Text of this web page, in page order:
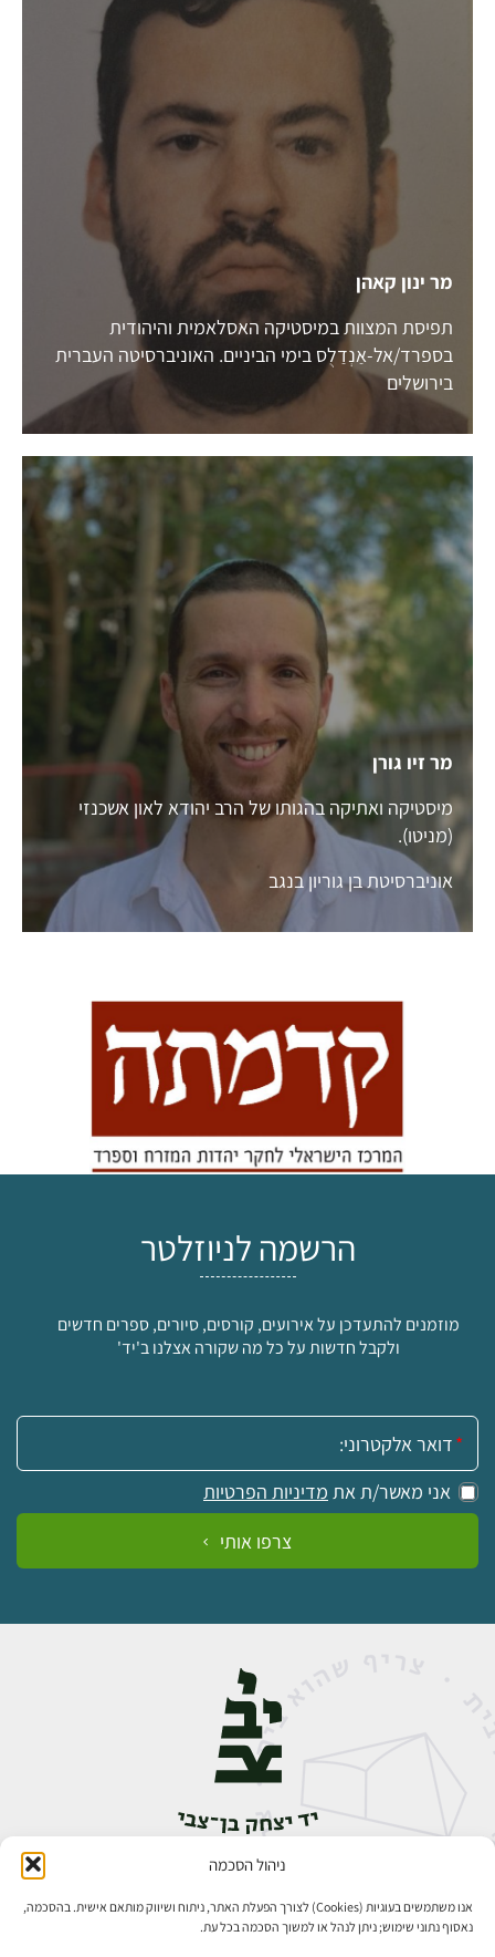
ניהול הסכמה
אנו משתמשים בעוגיות (Cookies) לצורך הפעלת האתר, ניתוח ושיווק מותאם אישית. בהסכמה,
נאסוף נתוני שימוש; ניתן לנהל או למשוך הסכמה בכל עת.
מר ינון קאהן
תפיסת המצוות במיסטיקה האסלאמית והיהודית
בספרד/אל-אַנְדַלֻס בימי הביניים. האוניברסיטה העברית
בירושלים
מר זיו גורן
מיסטיקה ואתיקה בהגותו של הרב יהודא לאון אשכנזי
(מניטו).
אוניברסיטת בן גוריון בנגב
הרשמה לניוזלטר
מוזמנים להתעדכן על אירועים, קורסים, סיורים, ספרים חדשים
ולקבל חדשות על כל מה שקורה אצלנו ב'יד'
אימייל:
אני מאשר/ת את מדיניות הפרטיות
צרפו אותי
אבן גבירול 14, רחביה, ירושלים